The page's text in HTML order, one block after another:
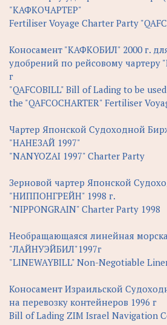
"КАФКОЧАРТЕР"
Fertiliser Voyage Charter Party
Коносамент "КАФКОБИЛ" 2000 г.
удобрений по рейсовому чартеру
г
"QAFCOBILL" Bill of Lading to be
the "QAFCOCHARTER" Fertiliser
Чартер Японской Судоходной
"НАНЕЗАЙ 1997"
"NANYOZAI 1997" Charter Party
Зерновой чартер Японской
"НИППОНГРЕЙН" 1998 г.
"NIPPONGRAIN" Charter Party 1998
Необращающаяся линейная
"ЛАЙНУЭЙБИЛ"1997г
"LINEWAYBILL" Non-Negotiable
Коносамент Израильской
на перевозку контейнеров 1996 г
Bill of Lading ZIM Israel Navigation